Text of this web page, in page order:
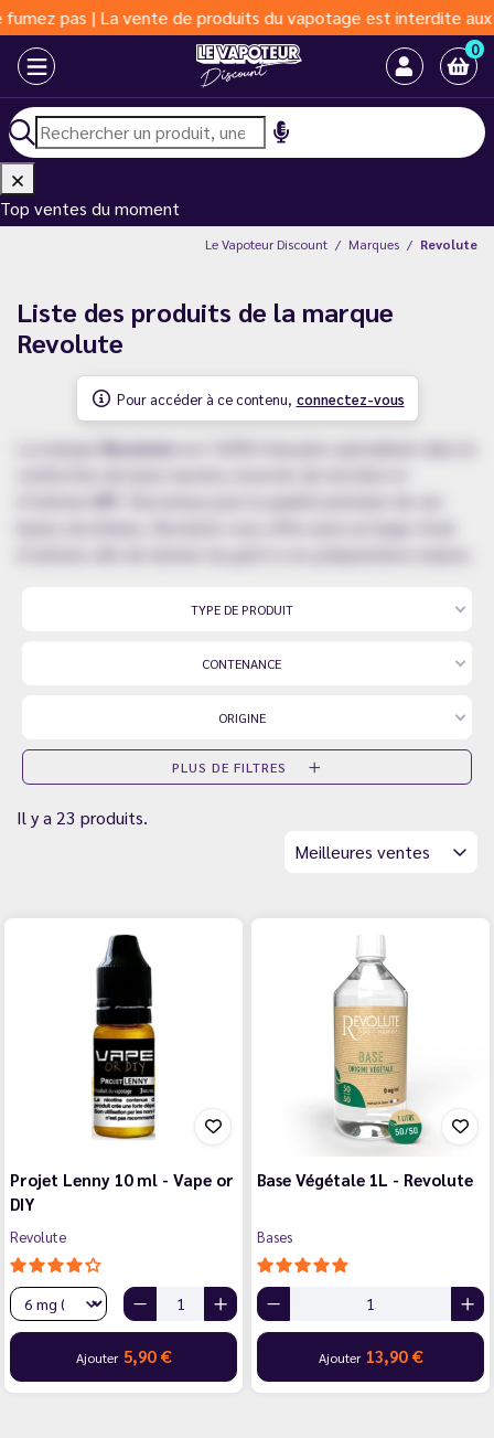
| La vente de produits du vapotage est interdite aux
0
Top ventes du moment
Le Vapoteur Discount Marques Revolute
Liste des produits de la marque
Revolute
Pour accéder à ce contenu, connectez-vous
La marque Revolute
TYPE DE PRODUIT
CONTENANCE
ORIGINE
PLUS DE FILTRES
Il y a 23 produits.
Meilleures ventes
Projet Lenny 10 ml - Vape or
DIY
Revolute
Ajouter 5,90 €
Base Végétale 1L - Revolute
Bases
Ajouter 13,90 €